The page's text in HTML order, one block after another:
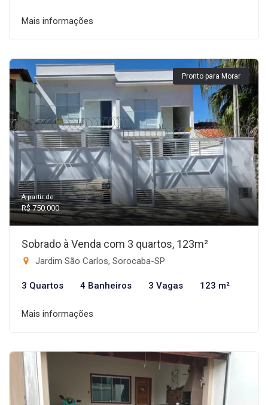
Mais informações
Pronto para Morar
A partir de:
R$ 750.000
Sobrado à Venda com 3 quartos, 123m²
Jardim São Carlos, Sorocaba-SP
3 Quartos 4 Banheiros 3 Vagas 123 m²
Mais informações